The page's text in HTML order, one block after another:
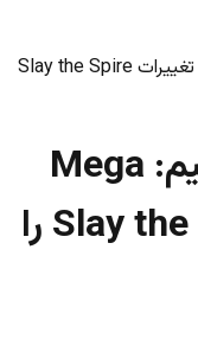
گوش شنوا در دنیای گیم: Mega Crit تغییرات Slay the Spire
گوش شنوا در دنیای گیم: Mega
Crit تغییرات Slay the Spire 2 را